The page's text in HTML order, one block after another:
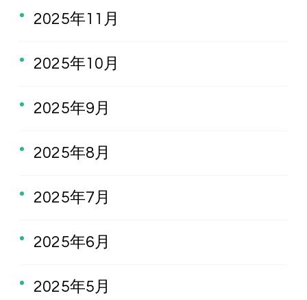
2025年11月
2025年10月
2025年9月
2025年8月
2025年7月
2025年6月
2025年5月